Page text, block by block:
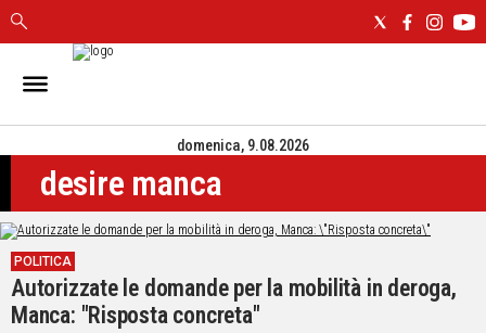
IN
CAGLIARI
SASSARI
NUORO
ORISTANO
SULCIS
GALLURA
OGLIASTRA
domenica, 9.08.2026
desire manca
POLITICA
Autorizzate le domande per la mobilità in deroga,
Manca: "Risposta concreta"